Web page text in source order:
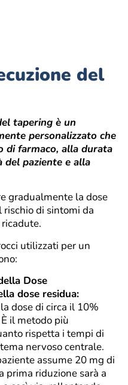
del
tapering è un
personalizzato che
di farmaco, alla durata
del paziente e alla
gradualmente la dose
di sintomi da
utilizzati per un
Dose
dose residua:
dose di circa il 10%
il metodo più
rispetta i tempi di
nervoso centrale.
assume 20 mg di
prima riduzione sarà a